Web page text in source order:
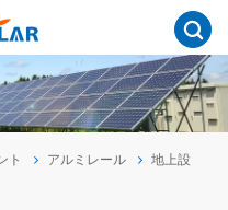
ト アルミレール
地上設